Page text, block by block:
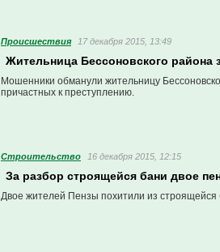
Проиcшествия 17 декабря 2015, 13:49
Жительница Бессоновского района
Мошенники обманули жительницу
причастных к преступлению.
Строительство 16 декабря 2015, 12:15
За разбор строящейся бани двое
Двое жителей Пензы похитили из строящейся